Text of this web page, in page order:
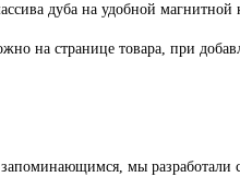
дуба на удобной
на странице товара, при
запоминающимся, мы